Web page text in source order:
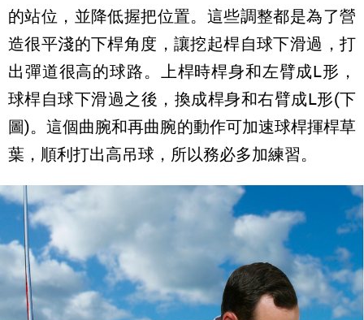
的站位，並降低握把位置。這些調整都是為了營
造很平淺的下桿角度，讓挖起桿自球下滑過，打
出彈道很高的球路。上桿時桿身和左臂成L形，
球桿自球下滑過之後，換成桿身和右臂成L形(下
圖)。這個曲腕和再曲腕的動作可加速球桿揮桿草
葉，順利打出高吊球，所以務必多加練習。